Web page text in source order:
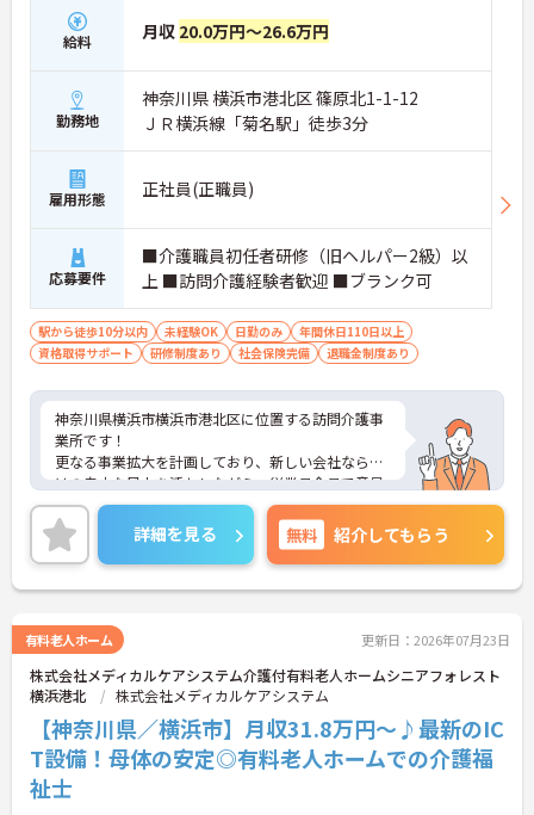
給料 月収 20.0万円～26.6万円
勤務地
神奈川県 横浜市港北区 篠原北1-1-12
ＪＲ横浜線「菊名駅」徒歩3分
雇用形態 正社員(正職員)
応募要件
■介護職員初任者研修（旧ヘルパー2級）以
上 ■訪問介護経験者歓迎 ■ブランク可
駅から徒歩10分以内 未経験OK 日勤のみ
年間休日110日以上
資格取得サポート
研修制度あり 社会保険完備 退職金制度あり
神奈川県横浜市横浜市港北区に位置する訪問介護事
業所です！
更なる事業拡大を計画しており、新しい会社ならで
はの自由な風土を活かしながら、従業員全員で意見
を出し合い事業を進めています。
ご興味ある方には、面接対策ポイントなど、さらに
詳細をお話しいたしますのでお気軽にご相談くださ
い！
詳細を見る 無料 紹介してもらう
有料老人ホーム 更新日：2026年07月23日
株式会社メディカルケアシステム介護付有料老人ホームシニアフォレスト
横浜港北
株式会社メディカルケアシステム
【神奈川県／横浜市】月収31.8万円～♪最新のIC
T設備！母体の安定◎有料老人ホームでの介護福
祉士